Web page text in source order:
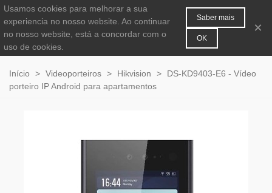
0
Início > Videoporteiros > Hikvision >
DS-KD9403-E6 - Vídeo
porteiro IP Android para apartamentos
Usamos cookies para melhorar a sua
experiencia no nosso website. Ao continuar
no nosso website, está a concordar com o
uso de cookies.
Saber mais
OK
×